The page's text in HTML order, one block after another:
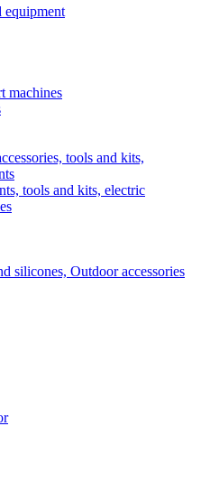
equipment
machines
tools and kits,
tools and kits, electric
silicones, Outdoor accessories